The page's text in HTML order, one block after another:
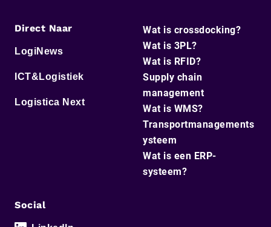
Direct Naar
LogiNews
ICT&Logistiek
Logistica Next
Wat is crossdocking?
Wat is 3PL?
Wat is RFID?
Supply chain
management
Wat is WMS?
Transportmanagements
ysteem
Wat is een ERP-
systeem?
Social